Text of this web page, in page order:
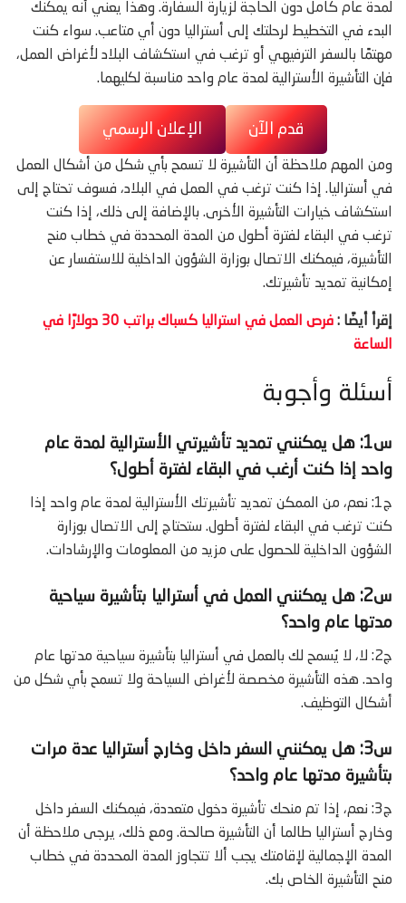
لمدة عام كامل دون الحاجة لزيارة السفارة. وهذا يعني أنه يمكنك
البدء في التخطيط لرحلتك إلى أستراليا دون أي متاعب. سواء كنت
مهتمًا بالسفر الترفيهي أو ترغب في استكشاف البلاد لأغراض العمل،
فإن التأشيرة الأسترالية لمدة عام واحد مناسبة لكليهما.
قدم الآن الإعلان الرسمي
ومن المهم ملاحظة أن التأشيرة لا تسمح بأي شكل من أشكال العمل
في أستراليا. إذا كنت ترغب في العمل في البلاد، فسوف تحتاج إلى
استكشاف خيارات التأشيرة الأخرى. بالإضافة إلى ذلك، إذا كنت
ترغب في البقاء لفترة أطول من المدة المحددة في خطاب منح
التأشيرة، فيمكنك الاتصال بوزارة الشؤون الداخلية للاستفسار عن
إمكانية تمديد تأشيرتك.
إقرأ أيضًا : فرص العمل في استراليا
كسباك براتب 30 دولارًا في
الساعة
أسئلة وأجوبة
س1: هل يمكنني تمديد تأشيرتي الأسترالية لمدة عام
واحد إذا كنت أرغب في البقاء لفترة أطول؟
ج1: نعم، من الممكن تمديد تأشيرتك الأسترالية لمدة عام واحد إذا
كنت ترغب في البقاء لفترة أطول. ستحتاج إلى الاتصال بوزارة
الشؤون الداخلية للحصول على مزيد من المعلومات والإرشادات.
س2: هل يمكنني العمل في أستراليا بتأشيرة سياحية
مدتها عام واحد؟
ج2: لا، لا يُسمح لك بالعمل في أستراليا بتأشيرة سياحية مدتها عام
واحد. هذه التأشيرة مخصصة لأغراض السياحة ولا تسمح بأي شكل من
أشكال التوظيف.
س3: هل يمكنني السفر داخل وخارج أستراليا عدة مرات
بتأشيرة مدتها عام واحد؟
ج3: نعم، إذا تم منحك تأشيرة دخول متعددة، فيمكنك السفر داخل
وخارج أستراليا طالما أن التأشيرة صالحة. ومع ذلك، يرجى ملاحظة أن
المدة الإجمالية لإقامتك يجب ألا تتجاوز المدة المحددة في خطاب
منح التأشيرة الخاص بك.